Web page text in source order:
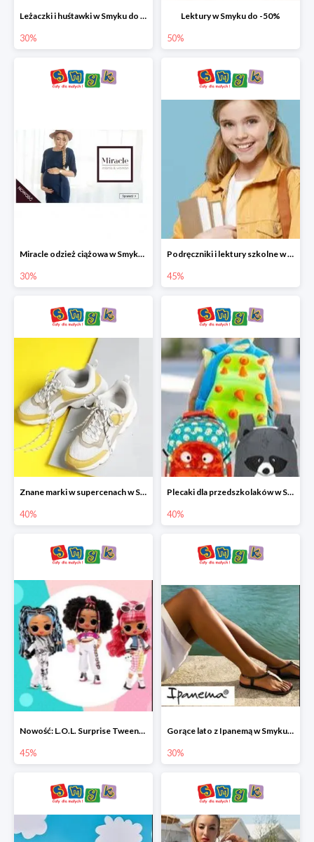
Leżaczki i huśtawki w Smyku do -30%
30%
Lektury w Smyku do -50%
50%
Miracle odzież ciążowa w Smyku co -30%
30%
Podręczniki i lektury szkolne w Smyku do -45%
45%
Znane marki w supercenach w Smyku - buty do -40%
40%
Plecaki dla przedszkolaków w Smyku do -40%
40%
Nowość: L.O.L. Surprise Tweens Doll w Smyku do -45%
45%
Gorące lato z Ipanemą w Smyku do -30%
30%